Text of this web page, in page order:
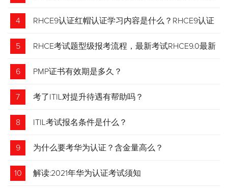
4 RHCE9认证红帽认证学习内容是什么？RHCE9认证
介绍
5 RHCE考试题型级报考流程，最新考试RHCE9.0最新
考试 变化请悉知
6 PMP证书有效期是多久？
7 考了ITIL对提升待遇有帮助吗？
8 ITIL考试报名条件是什么？
9 为什么要考华为认证？含金量高么？
10 解读:2021年华为认证考试须知